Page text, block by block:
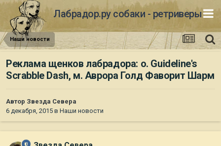
Лабрадор.ру собаки - ретриверы
Наши новости
Реклама щенков лабрадора: о. Guideline's
Scrabble Dash, м. Аврора Голд Фаворит Шарм
Автор Звезда Севера
6 декабря, 2015 в Наши новости